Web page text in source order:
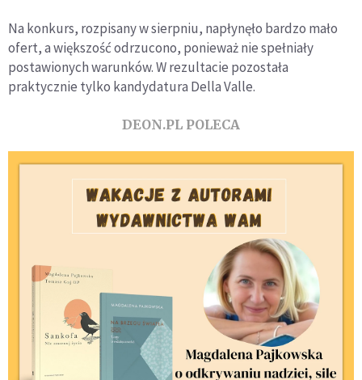
Na konkurs, rozpisany w sierpniu, napłynęło bardzo mało
ofert, a większość odrzucono, ponieważ nie spełniały
postawionych warunków. W rezultacie pozostała
praktycznie tylko kandydatura Della Valle.
DEON.PL POLECA